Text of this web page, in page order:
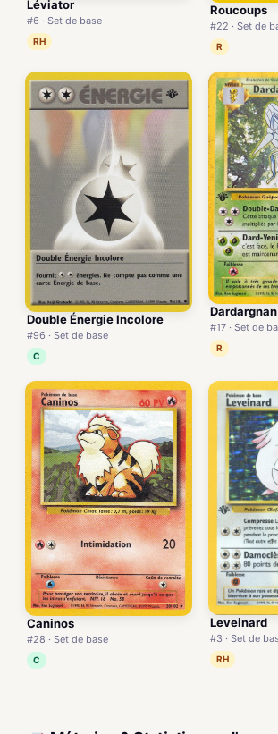
Léviator
#6 · Set de base
RH
Roucoups
#22 · Set de
R
Double Énergie Incolore
#96 · Set de base
C
Dardargnan
#17 · Set de
R
Caninos
#28 · Set de base
C
Leveinard
#3 · Set de
RH